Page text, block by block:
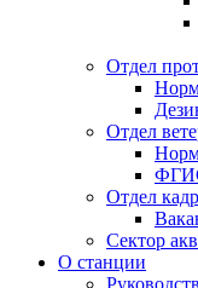
Отдел
Отдел
Отдел
Сектор
О станции